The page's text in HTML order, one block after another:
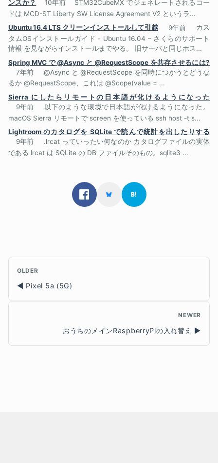
ンスか？
10年前
STM32CubeMX でジェネレートされるコー
ドは MCD-ST Liberty SW License Agreement V2 というラ...
Ubuntu 16.4 LTS クリーンインストールして引越
9年前
カス
タムOSインストールガイド - Ubuntu 16.04 – さくらのサポート
情報 を見ながらインストールまでやる。 旧サーバと同じホス...
Spring MVC で @Async と @RequestScope を共存させるには?
7年前
@Async と @RequestScope を同時につかうとどうな
るか @RequestScope、これは @Scope(value = ...
Sierra にしたらリモートの日本語が化けるようになった
9年前
以下のような環境で日本語が化けるようになった。
macOS Sierra リモートで screen を使っている ssh host -t s...
Lightroom のカタログを SQLite で読んで統計を出したりする
9年前
.lrcat っていったい何なのか カタログファイルの実体
である lrcat は SQLite の DB ファイルそのもの。sqlite3 ...
OLDER
Pixel 5a (5G)
NEWER
おうちのメインRaspberryPiの入れ替え